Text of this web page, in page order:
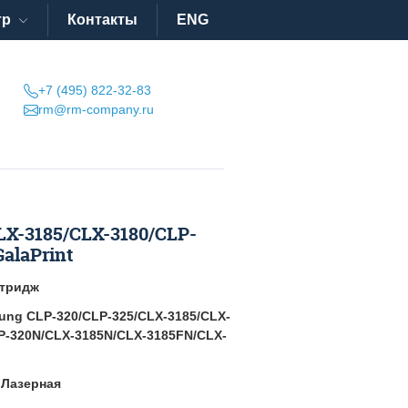
Контакты ENG
+7 (495) 822-32-83
rm@rm-company.ru
3185/CLX-3180/CLP-
CLP-320/CLP-325/CLX-3185/CLX-
320N/CLX-3185N/CLX-3185FN/CLX-
Лазерная